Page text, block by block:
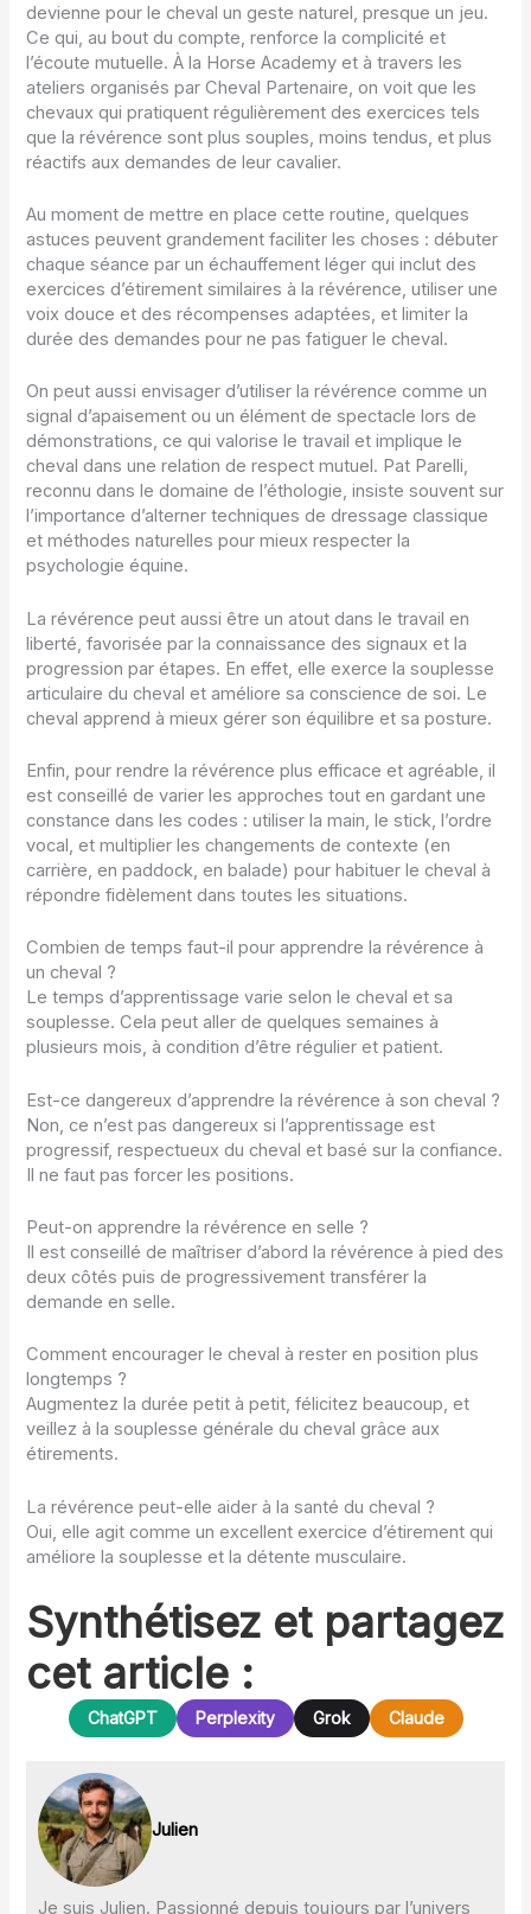
devienne pour le cheval un geste naturel, presque un jeu.
Ce qui, au bout du compte, renforce la complicité et
l’écoute mutuelle. À la Horse Academy et à travers les
ateliers organisés par Cheval Partenaire, on voit que les
chevaux qui pratiquent régulièrement des exercices tels
que la révérence sont plus souples, moins tendus, et plus
réactifs aux demandes de leur cavalier.
Au moment de mettre en place cette routine, quelques
astuces peuvent grandement faciliter les choses : débuter
chaque séance par un échauffement léger qui inclut des
exercices d’étirement similaires à la révérence, utiliser une
voix douce et des récompenses adaptées, et limiter la
durée des demandes pour ne pas fatiguer le cheval.
On peut aussi envisager d’utiliser la révérence comme un
signal d’apaisement ou un élément de spectacle lors de
démonstrations, ce qui valorise le travail et implique le
cheval dans une relation de respect mutuel. Pat Parelli,
reconnu dans le domaine de l’éthologie, insiste souvent sur
l’importance d’alterner techniques de dressage classique
et méthodes naturelles pour mieux respecter la
psychologie équine.
La révérence peut aussi être un atout dans le travail en
liberté, favorisée par la connaissance des signaux et la
progression par étapes. En effet, elle exerce la souplesse
articulaire du cheval et améliore sa conscience de soi. Le
cheval apprend à mieux gérer son équilibre et sa posture.
Enfin, pour rendre la révérence plus efficace et agréable, il
est conseillé de varier les approches tout en gardant une
constance dans les codes : utiliser la main, le stick, l’ordre
vocal, et multiplier les changements de contexte (en
carrière, en paddock, en balade) pour habituer le cheval à
répondre fidèlement dans toutes les situations.
Combien de temps faut-il pour apprendre la révérence à
un cheval ?
Le temps d’apprentissage varie selon le cheval et sa
souplesse. Cela peut aller de quelques semaines à
plusieurs mois, à condition d’être régulier et patient.
Est-ce dangereux d’apprendre la révérence à son cheval ?
Non, ce n’est pas dangereux si l’apprentissage est
progressif, respectueux du cheval et basé sur la confiance.
Il ne faut pas forcer les positions.
Peut-on apprendre la révérence en selle ?
Il est conseillé de maîtriser d’abord la révérence à pied des
deux côtés puis de progressivement transférer la
demande en selle.
Comment encourager le cheval à rester en position plus
longtemps ?
Augmentez la durée petit à petit, félicitez beaucoup, et
veillez à la souplesse générale du cheval grâce aux
étirements.
La révérence peut-elle aider à la santé du cheval ?
Oui, elle agit comme un excellent exercice d’étirement qui
améliore la souplesse et la détente musculaire.
Synthétisez et partagez
cet article :
ChatGPT Perplexity Grok Claude
Julien
Je suis Julien. Passionné depuis toujours par l’univers